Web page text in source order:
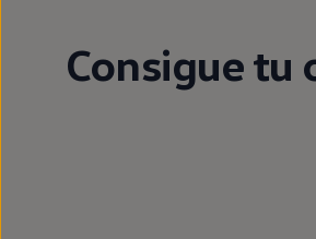
Consigue tu